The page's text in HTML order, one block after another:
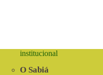
institucional
O Sabiá